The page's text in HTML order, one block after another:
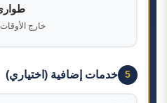
خارج
5 خدمات إضافية (اختياري)